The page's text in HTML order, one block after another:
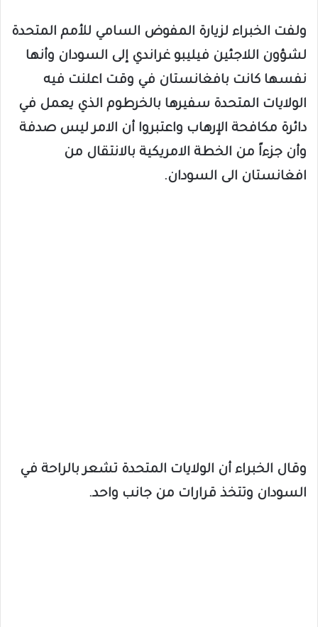
ولفت الخبراء لزيارة المفوض السامي للأمم المتحدة
لشؤون اللاجئين فيليبو غراندي إلى السودان وأنها
نفسها كانت بافغانستان في وقت اعلنت فيه
الولايات المتحدة سفيرها بالخرطوم الذي يعمل في
دائرة مكافحة الإرهاب واعتبروا أن الامر ليس صدفة
وأن جزءاً من الخطة الامريكية بالانتقال من
افغانستان الى السودان.
وقال الخبراء أن الولايات المتحدة تشعر بالراحة في
السودان وتتخذ قرارات من جانب واحد.